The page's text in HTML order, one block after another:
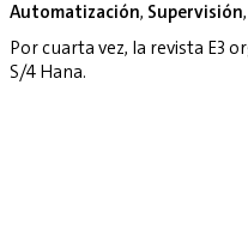
Automatización, Supervisión,
Por cuarta vez, la revista E3
S/4 Hana.